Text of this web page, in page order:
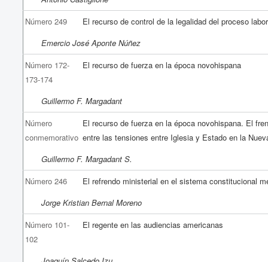
Número 249
El recurso de control de la legalidad del proceso
Emercio José Aponte Núñez
Número 172-
173-174
El recurso de fuerza en la época novohispana
Guillermo F. Margadant
Número
conmemorativo
El recurso de fuerza en la época novohispana. El
entre las tensiones entre Iglesia y Estado en la
Guillermo F. Margadant S.
Número 246
El refrendo ministerial en el sistema constitucional
Jorge Kristian Bernal Moreno
Número 101-
102
El regente en las audiencias americanas